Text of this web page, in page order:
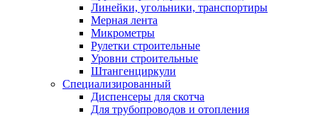
Линейки, угольники, транспортиры
Мерная лента
Микрометры
Рулетки строительные
Уровни строительные
Штангенциркули
Специализированный
Диспенсеры для скотча
Для трубопроводов и отопления